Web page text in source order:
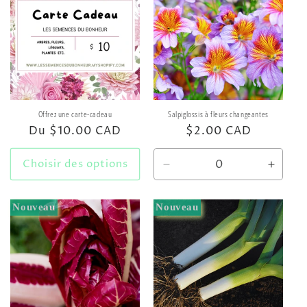
Title
Title
Title
Title
Offrez une carte-cadeau
Prix
habituel
Du $10.00 CAD
Choisir des options
Salpiglossis à fleurs changeantes
Prix
habituel
$2.00 CAD
la
quantité
de
la
de
Title
Nouveau Nouveau